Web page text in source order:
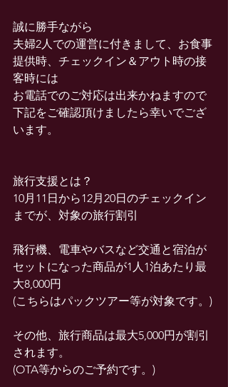
誠に勝手ながら
夫婦2人での運営に付きまして、お食事
提供時、チェックイン＆アウト時の接
客時には
お電話でのご対応は出来かねますので
下記をご確認頂けましたら幸いでござ
います。
旅行支援とは？
10月11日から12月20日のチェックイン
までが、対象の旅行割引
飛行機、電車やバスなど交通と宿泊が
セットになった商品が1人1泊あたり最
大8,000円
(こちらはパックツアー等が対象です。)
その他、旅行商品は最大5,000円が割引
されます。
(OTA等からのご予約です。)